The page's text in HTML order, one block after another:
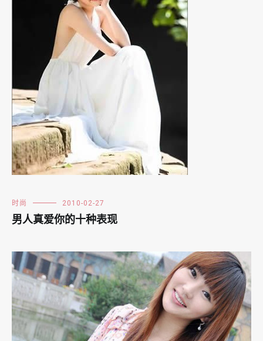
时尚 2010-02-27
男人真爱你的十种表现